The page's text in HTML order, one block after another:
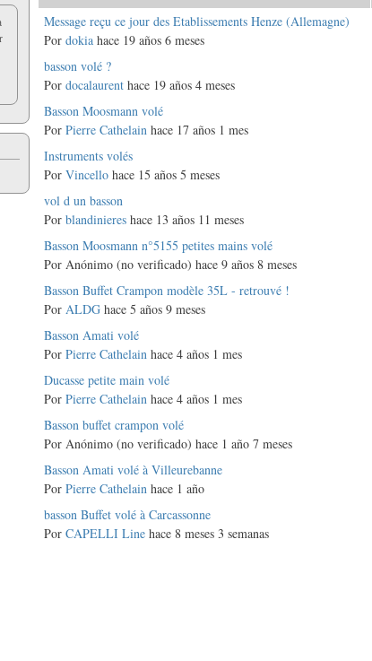
navegación
Discusión
normal
Message reçu ce jour des Etablissements Henze (Allemagne)
Pordokia hace 19 años 6 meses
Discusión
normal
basson volé ?
Pordocalaurent hace 19 años 4 meses
Discusión
normal
Basson Moosmann volé
PorPierre Cathelain hace 17 años 1 mes
Discusión
normal
Instruments volés
PorVincello hace 15 años 5 meses
Discusión
normal
vol d un basson
Porblandinieres hace 13 años 11 meses
Discusión
normal
Basson Moosmann n°5155 petites mains volé
PorAnónimo (no verificado) hace 9 años 8 meses
Discusión
normal
Basson Buffet Crampon modèle 35L - retrouvé !
PorALDG hace 5 años 9 meses
Discusión
normal
Basson Amati volé
PorPierre Cathelain hace 4 años 1 mes
Discusión
normal
Ducasse petite main volé
PorPierre Cathelain hace 4 años 1 mes
Discusión
normal
Basson buffet crampon volé
PorAnónimo (no verificado) hace 1 año 7 meses
Discusión
normal
Basson Amati volé à Villeurebanne
PorPierre Cathelain hace 1 año
Discusión
normal
basson Buffet volé à Carcassonne
PorCAPELLI Line hace 8 meses 3 semanas